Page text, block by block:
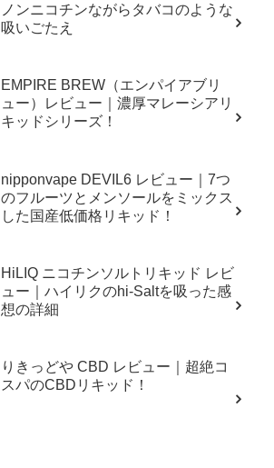
ノンニコチンながらタバコのような
吸いごたえ
EMPIRE BREW（エンパイアブリ
ュー）レビュー｜濃厚マレーシアリ
キッドシリーズ！
nipponvape DEVIL6 レビュー｜7つ
のフルーツとメンソールをミックス
した国産低価格リキッド！
HiLIQ ニコチンソルトリキッド レビ
ュー｜ハイリクのhi-Saltを吸った感
想の詳細
りきっどや CBD レビュー｜超絶コ
スパのCBDリキッド！